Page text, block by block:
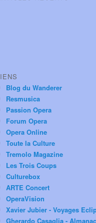
Blog du Wanderer
Resmusica
Passion Opera
Forum Opera
Opera Online
Toute la Culture
Tremolo Magazine
Les Trois Coups
Culturebox
ARTE Concert
OperaVision
Xavier Jubier - Voyages
Gherardo Casaglia -